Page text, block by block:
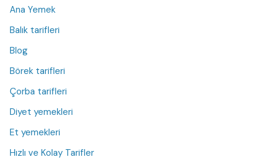
Ana Yemek
Balık tarifleri
Blog
Börek tarifleri
Çorba tarifleri
Diyet yemekleri
Et yemekleri
Hızlı ve Kolay Tarifler